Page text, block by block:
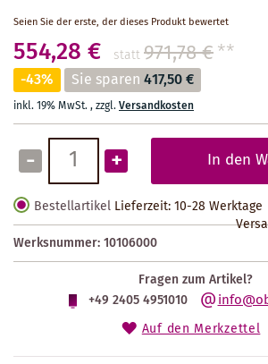
Seien Sie der erste, der dieses Produkt bewertet
554,28 € statt971,78 €**
-43% Sie sparen 417,50 €
inkl. 19% MwSt.,zzgl.Versandkosten
- + In den
Bestellartikel Lieferzeit: 10-28 Werktage
Werksnummer:10106000
Fragen zum Artikel?
+49 2405 4951010
Auf den Merkzettel